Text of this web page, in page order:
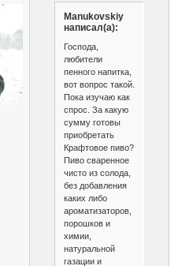
Manukovskiy
написал(а):
Господа,
любители
пенного напитка,
вот вопрос такой.
Пока изучаю как
спрос. За какую
сумму готовы
приобретать
Крафтовое пиво?
Пиво сваренное
чисто из солода,
без добавления
каких либо
ароматизаторов,
порошков и
химии,
натуральной
газации и